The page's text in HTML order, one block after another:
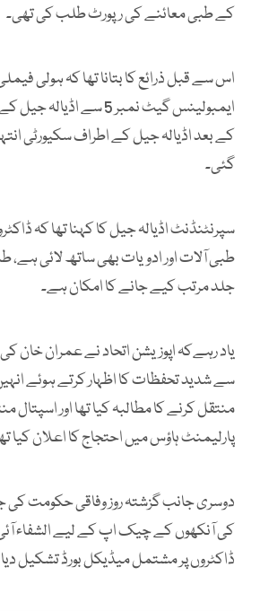
کے طبی معائنے کی رپورٹ طلب کی تھی۔
اس سے قبل ذرائع کا بتانا تھا کہ ہولی
ایمبولینس گیٹ نمبر 5 سے
کے بعد اڈیالہ جیل کے اطراف سکیورٹی
گئی۔
سپرنٹنڈنٹ اڈیالہ جیل کا کہنا تھا کہ
طبی آلات اور ادویات بھی ساتھ لائی ہے،
جلد مرتب کیے جانے کا امکان ہے۔
یاد رہےکہ اپوزیشن اتحاد نے عمران
سے شدید تحفظات کا اظہار کرتے ہوئے
منتقل کرنے کا مطالبہ کیا تھا اور اسپتال
پارلیمنٹ ہاؤس میں احتجاج کا اعلان کیا
دوسری جانب گزشتہ روز وفاقی حکومت
کی آنکھوں کے چیک اپ کے لیے الشفاء
ڈاکٹروں پر مشتمل میڈیکل بورڈ تشکیل دیا